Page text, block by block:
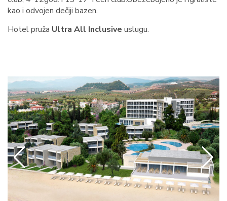
kao i odvojen dečiji bazen.
Hotel pruža Ultra All Inclusive uslugu.